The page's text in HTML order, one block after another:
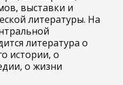
выставки и
литературы. На
литература о
истории, о
о жизни